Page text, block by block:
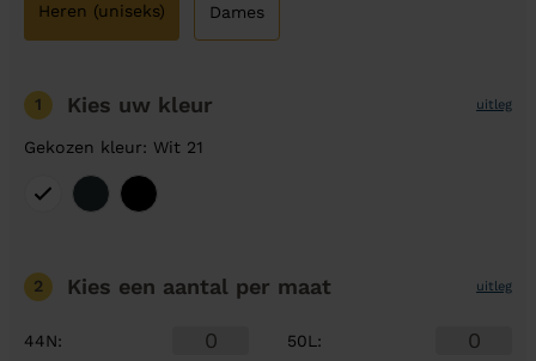
Heren (uniseks) Dames
1 Kies uw kleur uitleg
Gekozen kleur: Wit 21
2 Kies een aantal per maat uitleg
44N: 50L :